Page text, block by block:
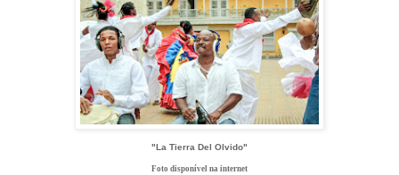
"La Tierra Del Olvido"
Foto disponível na internet